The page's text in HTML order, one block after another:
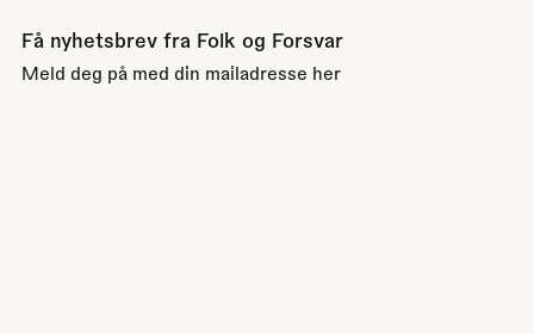
Få nyhetsbrev fra Folk og Forsvar
Meld deg på med din mailadresse her